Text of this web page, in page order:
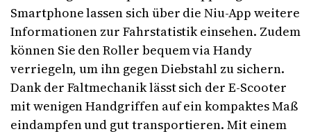
Smartphone lassen sich über die Niu-App weitere
Informationen zur Fahrstatistik einsehen. Zudem
können Sie den Roller bequem via Handy
verriegeln, um ihn gegen Diebstahl zu sichern.
Dank der Faltmechanik lässt sich der E-Scooter
mit wenigen Handgriffen auf ein kompaktes Maß
eindampfen und gut transportieren. Mit einem